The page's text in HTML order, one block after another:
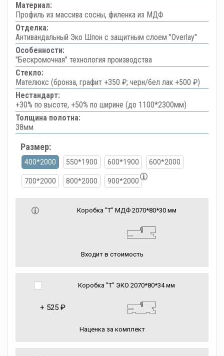
Материал:
Профиль из массива сосны, филенка из МДФ
Отделка:
Антивандальный Эко Шпон с защитным слоем "Overlay"
Особенности:
"Бескромочная" технология производства
Стекло:
Мателюкс (бронза, графит +350 ₽; черн/бел лак +500 ₽)
Нестандарт:
+30% по высоте, +50% по ширине (до 1100*2300мм)
Толщина полотна:
38мм
Размер:
400*2000 550*1900 600*1900 600*2000
700*2000 800*2000 900*2000
Коробка "Т" МДФ 2070*80*30 мм
Входит в стоимость
Коробка "Т" ЭКО 2070*80*34 мм
+ 525 ₽
Наценка за комплект